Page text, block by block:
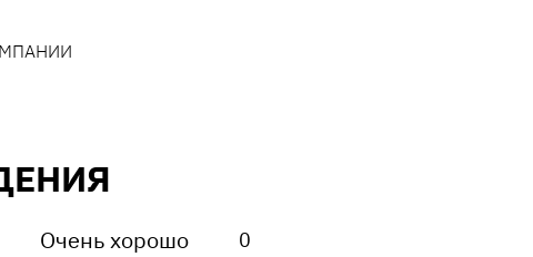
Очень хорошо 0